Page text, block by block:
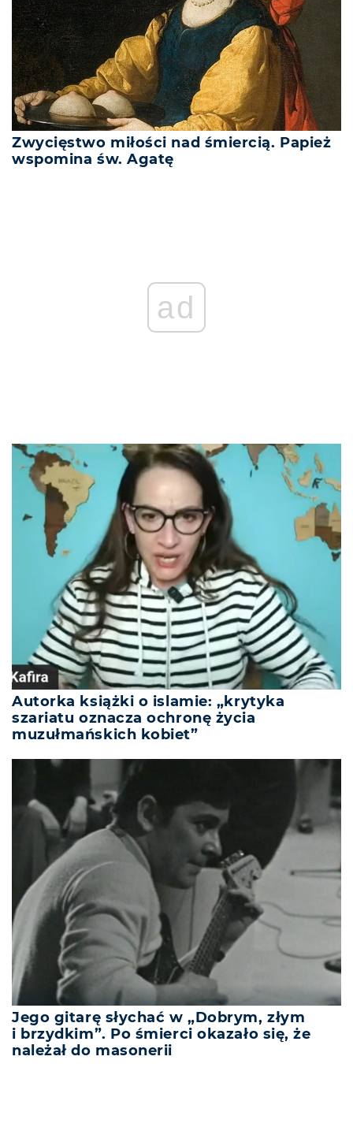
Zwycięstwo miłości nad śmiercią. Papież
wspomina św. Agatę
ad
Autorka książki o islamie: „krytyka
szariatu oznacza ochronę życia
muzułmańskich kobiet”
Jego gitarę słychać w „Dobrym, złym
i brzydkim”. Po śmierci okazało się, że
należał do masonerii